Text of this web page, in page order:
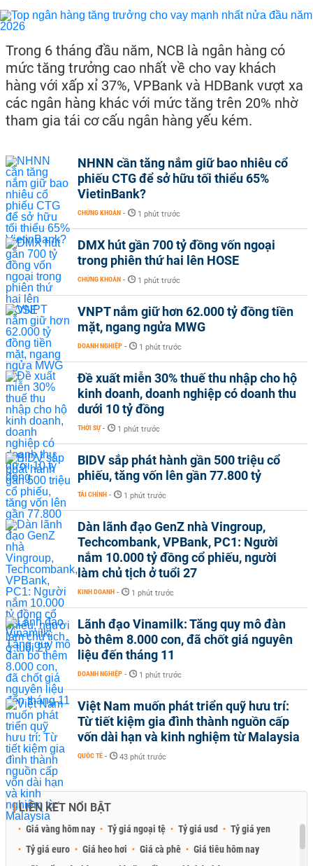
Trong 6 tháng đầu năm, NCB là ngân hàng có
mức tăng trưởng cao nhất về cho vay khách
hàng với xấp xỉ 37%, VPBank và HDBank vượt xa
các ngân hàng khác với mức tăng trên 20% nhờ
tham gia tái cơ cấu ngân hàng yếu kém.
NHNN cần tăng nắm giữ bao nhiêu cổ
phiếu CTG để sở hữu tối thiểu 65%
VietinBank?
CHỨNG KHOÁN - 1 phút trước
DMX hút gần 700 tỷ đồng vốn ngoại
trong phiên thứ hai lên HOSE
CHỨNG KHOÁN - 1 phút trước
VNPT nắm giữ hơn 62.000 tỷ đồng tiền
mặt, ngang ngửa MWG
DOANH NGHIỆP - 1 phút trước
Đề xuất miễn 30% thuế thu nhập cho hộ
kinh doanh, doanh nghiệp có doanh thu
dưới 10 tỷ đồng
THỜI SỰ - 1 phút trước
BIDV sắp phát hành gần 500 triệu cổ
phiếu, tăng vốn lên gần 77.800 tỷ
TÀI CHÍNH - 1 phút trước
Dàn lãnh đạo GenZ nhà Vingroup,
Techcombank, VPBank, PC1: Người
nắm 10.000 tỷ đồng cổ phiếu, người
làm chủ tịch ở tuổi 27
KINH DOANH - 1 phút trước
Lãnh đạo Vinamilk: Tăng quy mô đàn
bò thêm 8.000 con, đã chốt giá nguyên
liệu đến tháng 11
DOANH NGHIỆP - 1 phút trước
Việt Nam muốn phát triển quỹ hưu trí:
Từ tiết kiệm gia đình thành nguồn cấp
vốn dài hạn và kinh nghiệm từ Malaysia
QUỐC TẾ - 43 phút trước
LIÊN KẾT NỔI BẬT
Giá vàng hôm nay Tỷ giá ngoại tệ Tỷ giá usd
Tỷ giá yen
Tỷ giá euro
Giá heo hơi Giá cà phê
Giá tiêu hôm nay